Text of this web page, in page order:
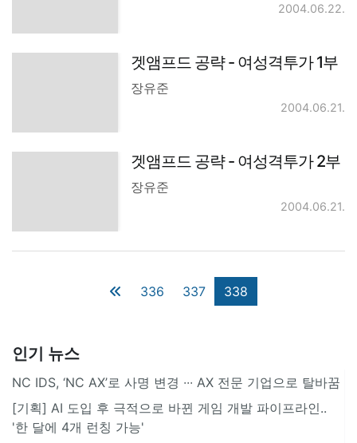
2004.06.22.
겟앰프드 공략 - 여성격투가 1부
장유준
2004.06.21.
겟앰프드 공략 - 여성격투가 2부
장유준
2004.06.21.
336 337 338
인기 뉴스
NC IDS, ‘NC AX’로 사명 변경 ∙∙∙ AX 전문 기업으로 탈바꿈
[기획] AI 도입 후 극적으로 바뀐 게임 개발 파이프라인..
'한 달에 4개 런칭 가능'